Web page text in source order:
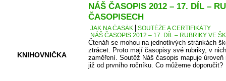
KNIHOVNIČKA
NÁŠ ČASOPIS 2012 – 17. DÍL –
ČASOPISECH
JAK NA ČASÁK
SOUTĚŽE A CERTIFIKÁTY
NÁŠ ČASOPIS 2012 – 17. DÍL – RUBRIKY VE
Čtenáři se mohou na jednotlivých stránkách
ztrácet. Proto mají časopisy své rubriky, v
zaměření. Soutěž Náš časopis mapuje
již od prvního ročníku. Co můžeme doporučit?